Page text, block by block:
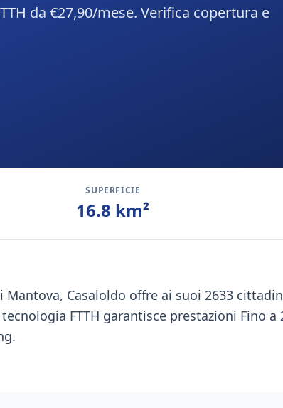
da €27,90/mese. Verifica copertura e
SUPERFICIE
16.8 km²
Casaloldo offre ai suoi 2633
FTTH garantisce prestazioni Fino a